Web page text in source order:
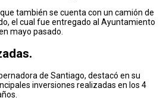
también se cuenta con un camión de
el cual fue entregado al Ayuntamiento
mayo pasado.
de Santiago, destacó en su
inversiones realizadas en los 4